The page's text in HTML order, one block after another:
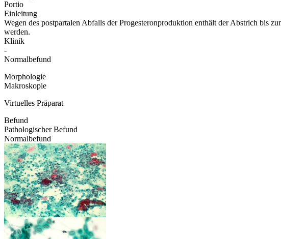
Portio
Einleitung
Wegen des postpartalen Abfalls der Progesteronproduktion enthält der Abstrich bis
werden.
Klinik
-
Normalbefund
Morphologie
Makroskopie
Virtuelles Präparat
Befund
Pathologischer Befund
Normalbefund